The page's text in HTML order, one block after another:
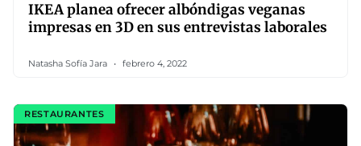
IKEA planea ofrecer albóndigas veganas
impresas en 3D en sus entrevistas laborales
Natasha Sofía Jara febrero 4, 2022
RESTAURANTES